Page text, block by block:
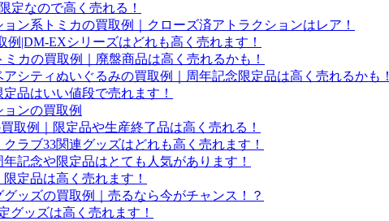
定なので高く売れる！
ン系トミカの買取例｜クローズ済アトラクションはレア！
|DM-EXシリーズはどれも高く売れます！
カの買取例｜廃盤商品は高く売れるかも！
シティぬいぐるみの買取例｜周年記念限定品は高く売れるかも！
品はいい値段で売れます！
ンの買取例
取例｜限定品や生産終了品は高く売れる！
ラブ33関連グッズはどれも高く売れます！
記念や限定品はとても人気があります！
定品は高く売れます！
ッズの買取例｜売るなら今がチャンス！？
グッズは高く売れます！